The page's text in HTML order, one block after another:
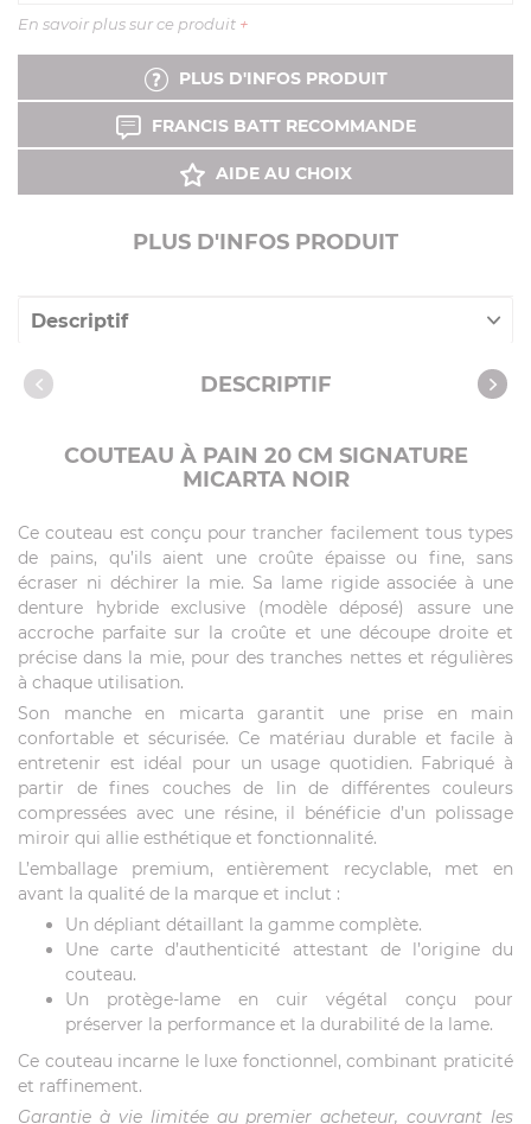
En savoir plus sur ce produit +
PLUS D'INFOS PRODUIT
FRANCIS BATT RECOMMANDE
AIDE AU CHOIX
PLUS D'INFOS PRODUIT
Descriptif
Caractéristiques DESCRIPTIF
COUTEAU À PAIN 20 CM SIGNATURE
MICARTA NOIR
Ce couteau est conçu pour trancher facilement tous types
de pains, qu’ils aient une croûte épaisse ou fine, sans
écraser ni déchirer la mie. Sa lame rigide associée à une
denture hybride exclusive (modèle déposé) assure une
accroche parfaite sur la croûte et une découpe droite et
précise dans la mie, pour des tranches nettes et régulières
à chaque utilisation.
Son manche en micarta garantit une prise en main
confortable et sécurisée. Ce matériau durable et facile à
entretenir est idéal pour un usage quotidien. Fabriqué à
partir de fines couches de lin de différentes couleurs
compressées avec une résine, il bénéficie d’un polissage
miroir qui allie esthétique et fonctionnalité.
L’emballage premium, entièrement recyclable, met en
avant la qualité de la marque et inclut :
Un dépliant détaillant la gamme complète.
Une carte d’authenticité attestant de l’origine du
couteau.
Un protège-lame en cuir végétal conçu pour
préserver la performance et la durabilité de la lame.
Ce couteau incarne le luxe fonctionnel, combinant praticité
et raffinement.
Garantie à vie limitée au premier acheteur, couvrant les